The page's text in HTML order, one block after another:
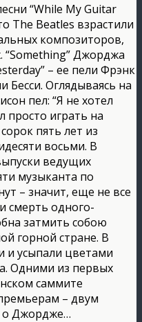
“While My Guitar
The Beatles взрастили
композиторов,
“Something” Джорджа
– ее пели Фрэнк
Бесси. Оглядываясь на
пел: “Я не хотел
просто играть на
пять лет из
восьми. В
ведущих
музыканта по
– значит, еще не все
смерть одного-
затмить собою
горной стране. В
и усыпали цветами
Одними из первых
саммите
– двум
о Джордже…